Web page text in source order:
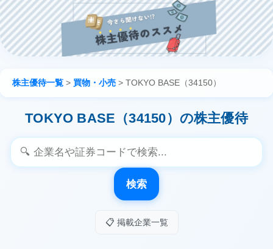
株主優待一覧 > 買物・小売 > TOKYO BASE（34150）
TOKYO BASE（34150）の株主優待
検索
📋 掲載企業一覧